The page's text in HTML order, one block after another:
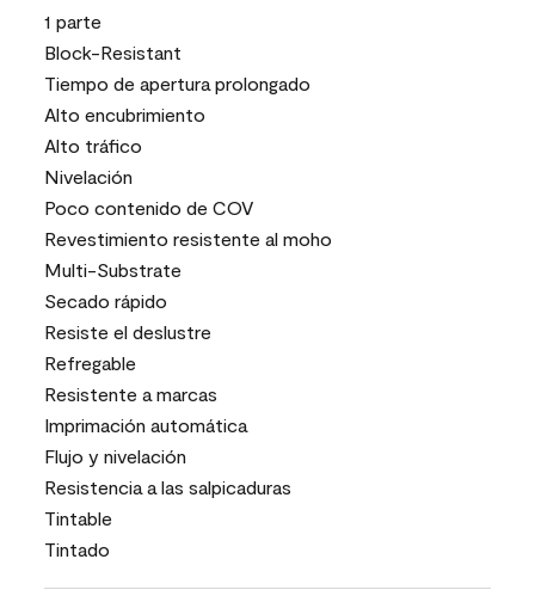
1 parte
Block-Resistant
Tiempo de apertura prolongado
Alto encubrimiento
Alto tráfico
Nivelación
Poco contenido de COV
Revestimiento resistente al moho
Multi-Substrate
Secado rápido
Resiste el deslustre
Refregable
Resistente a marcas
Imprimación automática
Flujo y nivelación
Resistencia a las salpicaduras
Tintable
Tintado